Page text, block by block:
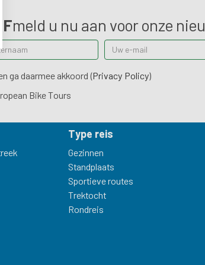
meld u nu aan voor onze
ga daarmee akkoord (Privacy Policy)
Bike Tours
Type reis
Gezinnen
Standplaats
Sportieve routes
Trektocht
Rondreis